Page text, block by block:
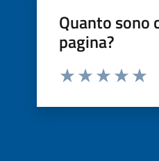
Quanto sono
pagina?
Valuta da 1 a 5 stelle la